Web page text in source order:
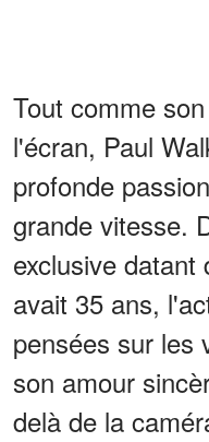
Tout comme
l'écran, Paul
profonde
grande vitesse.
exclusive datant
avait 35 ans,
pensées sur les
son amour
delà de la